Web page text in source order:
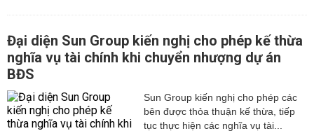
Đại diện Sun Group kiến nghị cho phép kế thừa
nghĩa vụ tài chính khi chuyển nhượng dự án
BĐS
Sun Group kiến nghị cho phép các
bên được thỏa thuận kế thừa, tiếp
tục thực hiện các nghĩa vụ tài...